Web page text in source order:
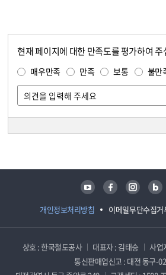
현재 페이지에 대한 만족도를 평가하여 주
매우만족 만족 보통 불만
개인정보처리방침 이메일무단수집거
유튜브 페이스북 인스타그램 블로그
상호 : 한국철도공사 대표자 : 김태승
사업
통신판매업신고 : 대전 동구-